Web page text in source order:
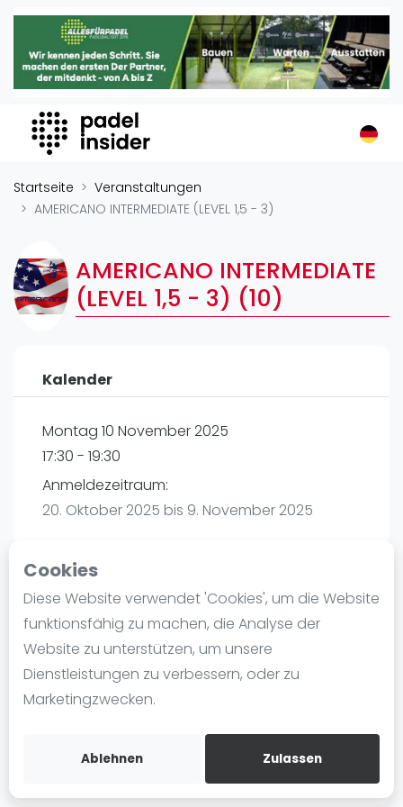
Cookies
Diese Website verwendet 'Cookies', um die Website
funktionsfähig zu machen, die Analyse der
Website zu unterstützen, um unsere
Dienstleistungen zu verbessern, oder zu
Marketingzwecken.
Ablehnen Zulassen
Padel Insider
Home
Organisationen
Buchungssysteme
Padel-Shops
Padel-Marken
Verschiedenes
Veranstaltungen
Playtomic
Ranking
Männer
Frauen
FIP Männer
Blog
Die Geschichte von Padel
Regeln und Punktzählung
Padel Schläge
Video
Startseite
Veranstaltungen
AMERICANO INTERMEDIATE (LEVEL 1,5 - 3)
AMERICANO INTERMEDIATE
(LEVEL 1,5 - 3) (10)
Kalender
Montag 10 November 2025
17:30 - 19:30
Anmeldezeitraum:
20. Oktober 2025 bis 9. November 2025
Playtomic
Padelon Gelsenkirchen |
Zweckeler Str.55
45896
playtomic.io